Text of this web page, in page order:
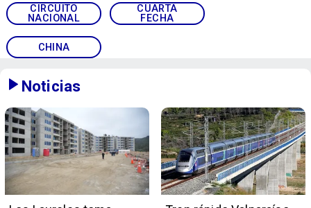
CIRCUITO
NACIONAL
CUARTA
FECHA
CHINA
Noticias